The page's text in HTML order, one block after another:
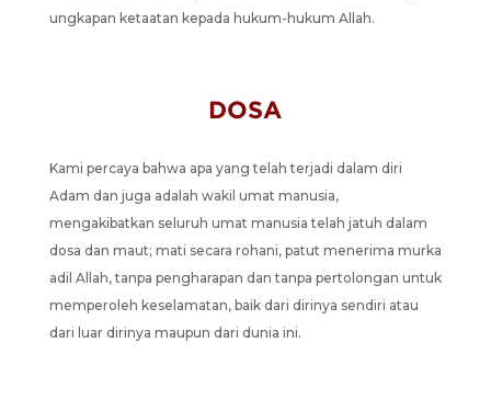
ungkapan ketaatan kepada hukum-hukum Allah.
DOSA
Kami percaya bahwa apa yang telah terjadi dalam diri
Adam dan juga adalah wakil umat manusia,
mengakibatkan seluruh umat manusia telah jatuh dalam
dosa dan maut; mati secara rohani, patut menerima murka
adil Allah, tanpa pengharapan dan tanpa pertolongan untuk
memperoleh keselamatan, baik dari dirinya sendiri atau
dari luar dirinya maupun dari dunia ini.